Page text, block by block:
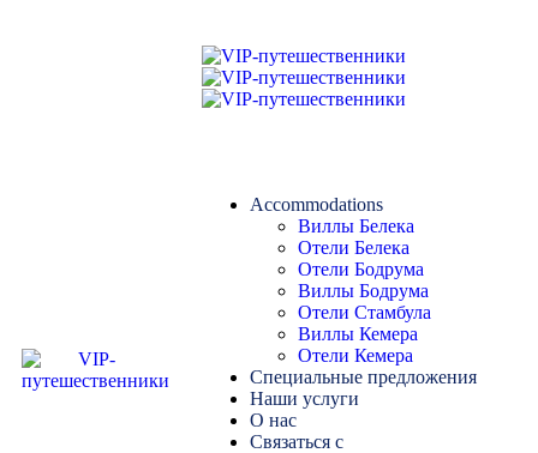
Accommodations
Виллы Белека
Отели Белека
Отели Бодрума
Виллы Бодрума
Отели Стамбула
Виллы Кемера
Отели Кемера
Специальные предложения
Наши услуги
О нас
Связаться с